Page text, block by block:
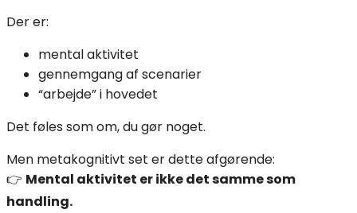
Der er:
mental aktivitet
gennemgang af scenarier
“arbejde” i hovedet
Det føles som om, du gør noget.
Men metakognitivt set er dette afgørende:
👉 Mental aktivitet er ikke det samme som
handling.